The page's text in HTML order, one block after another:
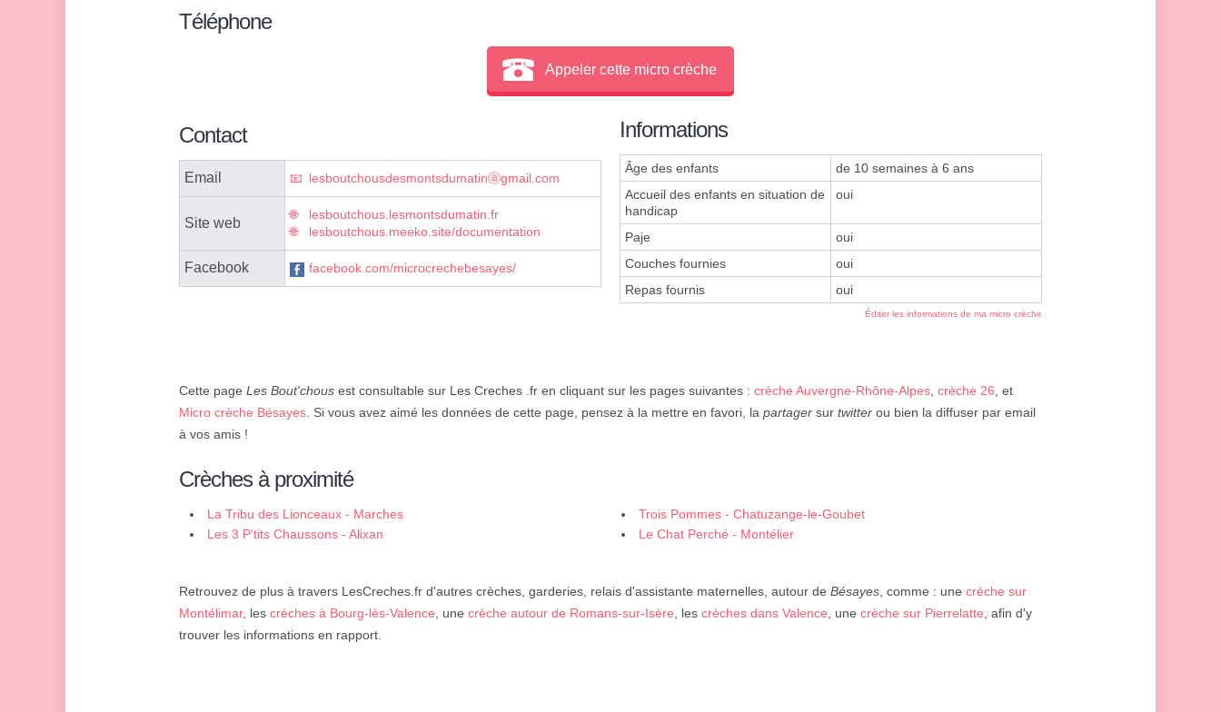
Téléphone
Appeler cette micro crèche
Contact
Email lesboutchousdesmontsdumatinⓐgmail.com
Site web
lesboutchous.lesmontsdumatin.fr
lesboutchous.meeko.site/documentation
Facebook facebook.com/microcrechebesayes/
Informations
Âge des enfants
de 10 semaines à 6 ans
Accueil des enfants en situation de
handicap
oui
Paje
oui
Couches fournies
oui
Repas fournis
oui
Éditer les informations de ma micro crèche
Cette page Les Bout'chous est consultable sur Les Creches .fr en cliquant sur les pages suivantes : crèche Auvergne-Rhône-Alpes crèche 26 , et
Micro crèche Bésayes . Si vous avez aimé les données de cette page, pensez à la mettre en favori, la partager sur twitter ou bien la diffuser par email
à vos amis !
Crèches à proximité
La Tribu des Lionceaux - Marches
Trois Pommes - Chatuzange-le-Goubet
Les 3 P'tits Chaussons - Alixan
Le Chat Perché - Montélier
Retrouvez de plus à travers LesCreches.fr d'autres crèches, garderies, relais d'assistante maternelles, autour de Bésayes , comme : une crèche sur
Montélimar, les crèches à Bourg-lès-Valence , une crèche autour de Romans-sur-Isère , les crèches dans Valence , une crèche sur Pierrelatte , afin d'y
trouver les informations en rapport.